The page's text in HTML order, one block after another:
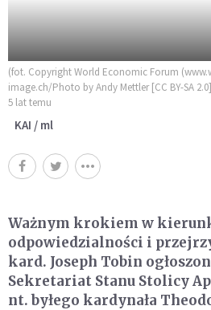
(fot. Copyright World Economic Forum
image.ch/Photo by Andy Mettler [CC BY-SA
5 lat temu
KAI / ml
Ważnym krokiem w
odpowiedzialności i
kard. Joseph Tobin
Sekretariat Stanu Stolicy
nt. byłego kardynała